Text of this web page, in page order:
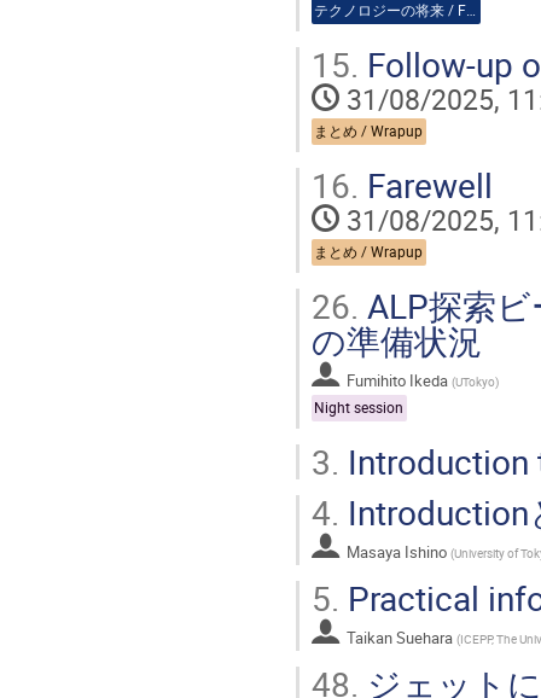
テクノロジーの将来 / Future of Technologies
15. Follow-up
31/08/2025,
まとめ / Wrapup
16. Farewell
31/08/2025,
まとめ / Wrapup
26. ALP探索
の準備状況
Fumihito Ikeda (UTokyo)
Night session
3.
4. Introduction
Masaya Ishino (University of
5. Practical
Taikan Suehara (ICEPP, The
48. ジェット